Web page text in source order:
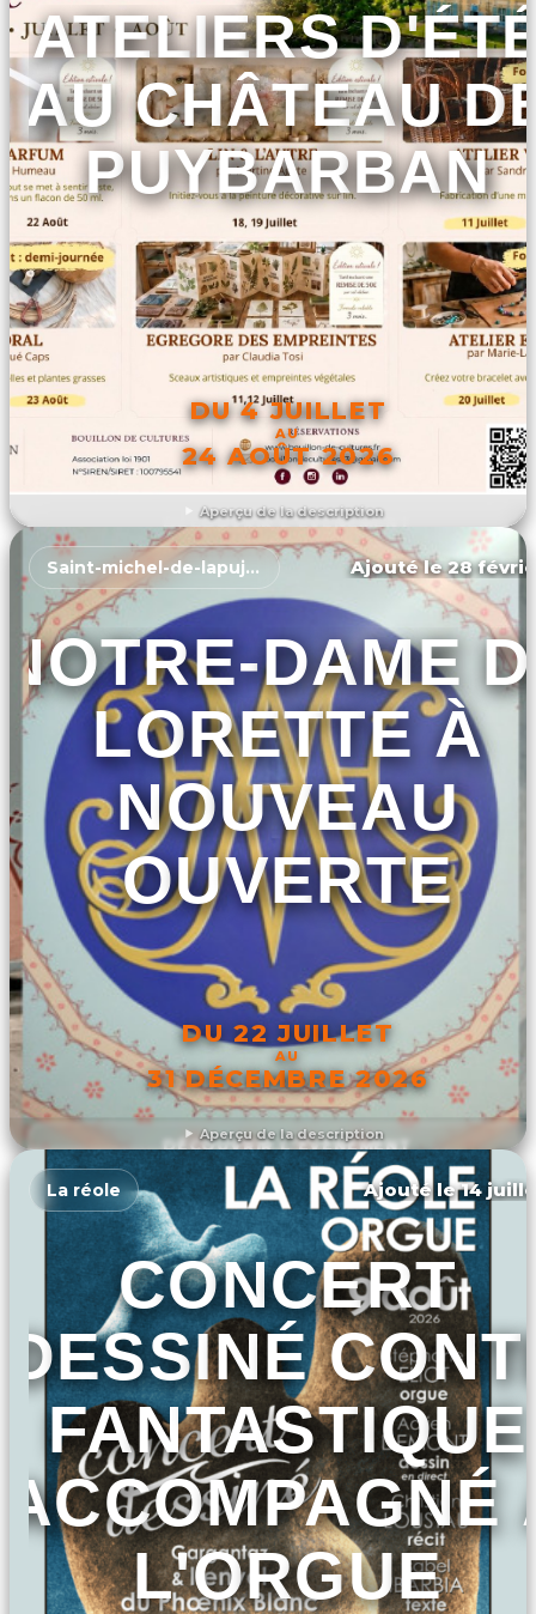
Aperçu de la description
ATELIERS
AU CHÂTEAU
PUYBARBAN
DU 4 JUILLET
AU
24 AOÛT 2026
DÉCOUVRIR L'ÉVÉNEMENT
Aperçu de la description
Saint-michel-de-lapujade Ajouté le 28
DAME
LORETTE À
NOUVEAU
OUVERTE
DU 22 JUILLET
AU
31 DÉCEMBRE 2026
DÉCOUVRIR L'ÉVÉNEMENT
La réole Ajouté le 14
CONCERT
DESSINÉ
FANTASTIQUE
ACCOMPAGNÉ
L'ORGUE